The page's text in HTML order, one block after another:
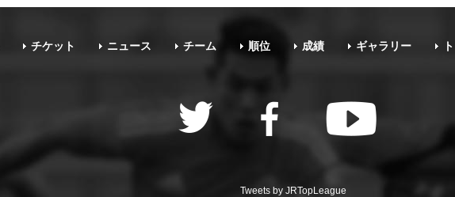
チケット ニュース チーム 順位 成績 ギャラリー
Tweets by JRTopLeague